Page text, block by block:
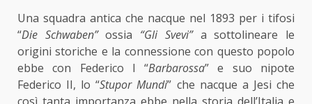
Una squadra antica che nacque nel 1893 per i tifosi
“Die Schwaben”ossia “Gli Svevi”a sottolineare le
origini storiche e la connessione con questo popolo
ebbe con Federico I “Barbarossa” e suo nipote
Federico II, lo “Stupor Mundi” che nacque a Jesi che